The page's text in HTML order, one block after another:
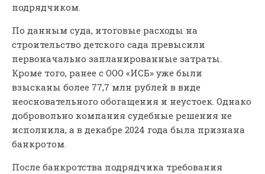
подрядчиком.
По данным суда, итоговые расходы на
строительство детского сада превысили
первоначально запланированные затраты.
Кроме того, ранее с ООО «ИСБ» уже были
взысканы более 77,7 млн рублей в виде
неосновательного обогащения и неустоек. Однако
добровольно компания судебные решения не
исполнила, а в декабре 2024 года была признана
банкротом.
После банкротства подрядчика требования